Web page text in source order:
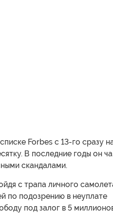
Forbes с 13-го сразу
В последние годы он
скандалами.
с трапа личного
по подозрению в неуплате
под залог в 5